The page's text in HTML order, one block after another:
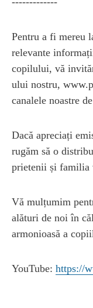
Pentru a fi mereu
relevante
copilului, vă
ului nostru,
canalele noastre
Dacă apreciați
rugăm să o
prietenii și familia
Vă mulțumim
alături de noi în
armonioasă a
YouTube: https://